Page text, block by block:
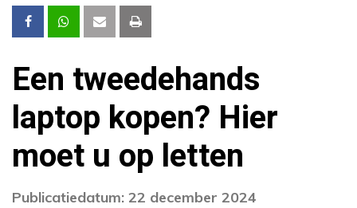
Een tweedehands
laptop kopen? Hier
moet u op letten
Publicatiedatum: 22 december 2024